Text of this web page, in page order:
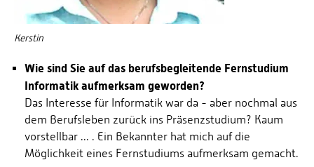
Kerstin
Wie sind Sie auf das berufsbegleitende Fernstudium
Informatik aufmerksam geworden?
Das Interesse für Informatik war da - aber nochmal aus
dem Berufsleben zurück ins Präsenzstudium? Kaum
vorstellbar ... . Ein Bekannter hat mich auf die
Möglichkeit eines Fernstudiums aufmerksam gemacht.